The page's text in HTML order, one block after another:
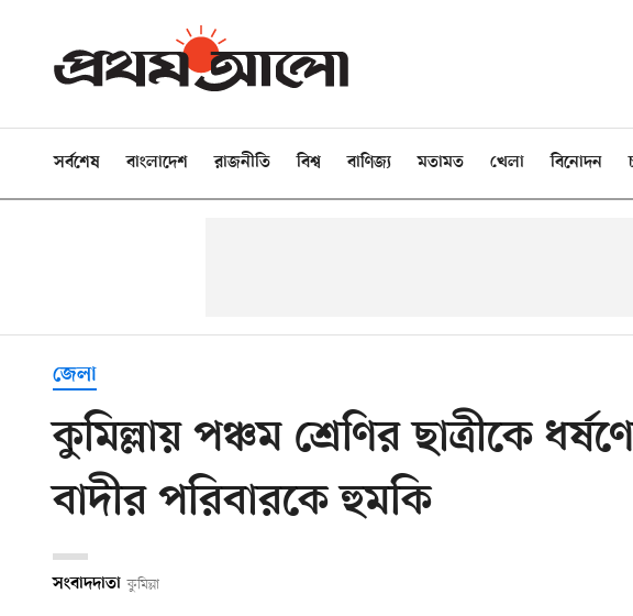
সর্বশেষ বাংলাদেশ রাজনীতি বিশ্ব বাণিজ্য মতামত খেলা বিনোদন
জেলা
কুমিল্লায় পঞ্চম শ্রেণির ছাত্রীকে
বাদীর পরিবারকে হুমকি
সংবাদদাতা কুমিল্লা